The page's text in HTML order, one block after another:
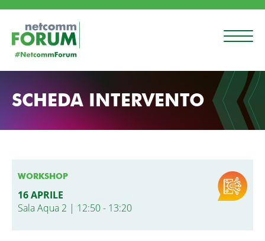
SCHEDA INTERVENTO
WORKSHOP
16 APRILE
Sala Aqua 2 | 12:50 - 13:20